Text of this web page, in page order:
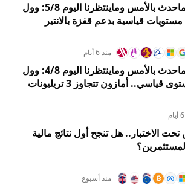
ملخص الأسواق: ماحدث بالأمس وماينتظرنا اليوم 5/8: وول
قياسية بدعم قفزة بالانتير
منذ 6 أيام
ملخص الأسواق: ماحدث بالأمس وماينتظرنا اليوم 4/8: وول
ستريت تحلق لمستوى قياسي.. أمازون تتجاوز 3 تريليونات
الاختبار.. هل تنجح أول نتائج مالية
منذ أسبوع